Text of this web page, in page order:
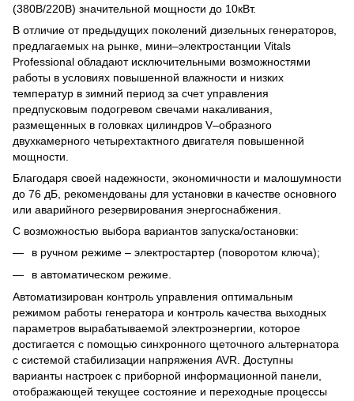
(380В/220В) значительной мощности до 10кВт.
В отличие от предыдущих поколений дизельных генераторов,
предлагаемых на рынке, мини‒электростанции Vitals
Professional обладают исключительными возможностями
работы в условиях повышенной влажности и низких
температур в зимний период за счет управления
предпусковым подогревом свечами накаливания,
размещенных в головках цилиндров V‒образного
двухкамерного четырехтактного двигателя повышенной
мощности.
Благодаря своей надежности, экономичности и малошумности
до 76 дБ, рекомендованы для установки в качестве основного
или аварийного резервирования энергоснабжения.
С возможностью выбора вариантов запуска/остановки:
в ручном режиме ‒ электростартер (поворотом ключа);
в автоматическом режиме.
Автоматизирован контроль управления оптимальным
режимом работы генератора и контроль качества выходных
параметров вырабатываемой электроэнергии, которое
достигается с помощью синхронного щеточного альтернатора
с системой стабилизации напряжения AVR. Доступны
варианты настроек с приборной информационной панели,
отображающей текущее состояние и переходные процессы